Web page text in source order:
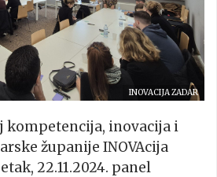
INOVACIJA ZADAR
kompetencija, inovacija i
županije INOVAcija
22.11.2024. panel